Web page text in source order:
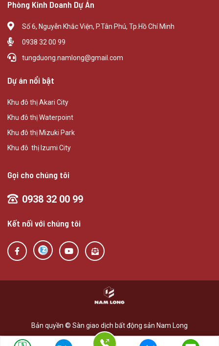
Phòng Kinh Doanh Dự Án
Số 6, Nguyễn Khắc Viện, P.Tân Phú, Tp.Hồ Chí Minh
0938 32 00 99
tungduong.namlong@gmail.com
Dự án nổi bật
Khu đô thị Akari City
Khu đô thị Waterpoint
Khu đô thị Mizuki Park
Khu đô thị Izumi City
Gọi cho chúng tôi
0938 32 00 99
Kết nối với chúng tôi
Bản quyền © Sàn giao dịch bất động sản Nam Long